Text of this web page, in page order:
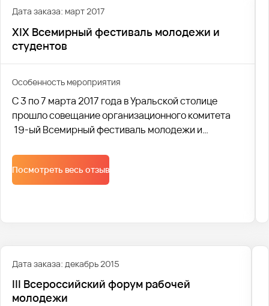
Дата заказа: март 2017
XIX Всемирный фестиваль молодежи и
студентов
Особенность мероприятия
С 3 по 7 марта 2017 года в Уральской столице
прошло совещание организационного комитета
19-ый Всемирный фестиваль молодежи и
организованы дискуссионные площадки,а также
культурная программа. Данное мероприятие
проводилось в рамках 19-го Всемирного
Посмотреть весь отзыв
Дата заказа: декабрь 2015
III Всероссийский форум рабочей
молодежи